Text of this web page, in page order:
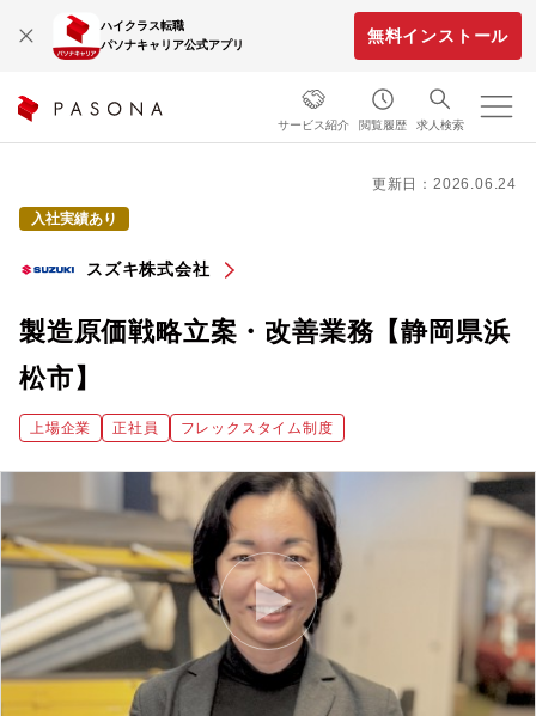
ハイクラス転職
パソナキャリア公式アプリ
無料インストール
サービス紹介 閲覧履歴 求人検索
更新日：2026.06.24
入社実績あり
スズキ株式会社
製造原価戦略立案・改善業務【静岡県浜
松市】
上場企業 正社員 フレックスタイム制度